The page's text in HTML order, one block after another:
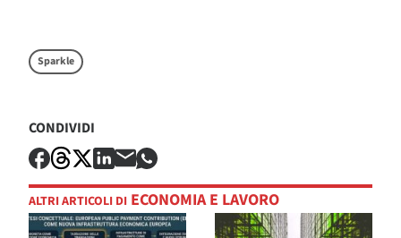
Sparkle
CONDIVIDI
ALTRI ARTICOLI DI ECONOMIA E LAVORO